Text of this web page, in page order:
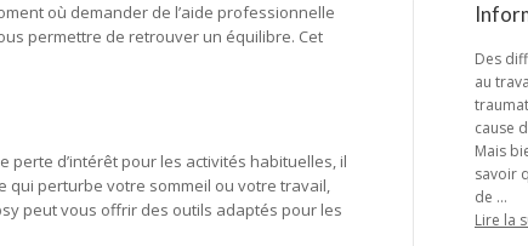
où demander de l’aide professionnelle
permettre de retrouver un équilibre. Cet
d’intérêt pour les activités habituelles, il
qui perturbe votre sommeil ou votre travail,
peut vous offrir des outils adaptés pour les
Des
au
cause
Mais
savoir
de …
Lire la